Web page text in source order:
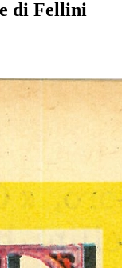
di Fellini